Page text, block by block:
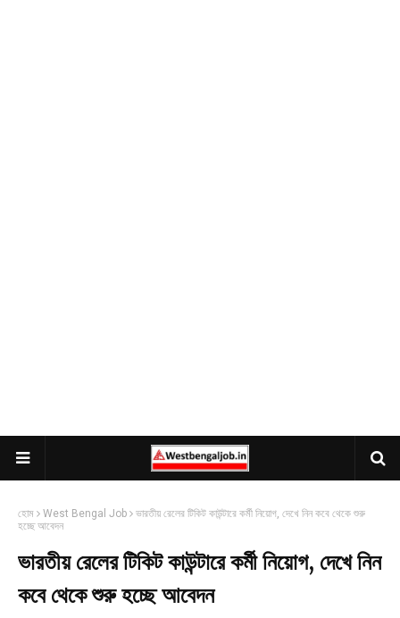
হোম West Bengal Job
ভারতীয় রেলের টিকিট কাউন্টারে কর্মী নিয়োগ, দেখে নিন কবে থেকে শুরু
হচ্ছে আবেদন
ভারতীয় রেলের টিকিট কাউন্টারে কর্মী নিয়োগ, দেখে নিন
কবে থেকে শুরু হচ্ছে আবেদন